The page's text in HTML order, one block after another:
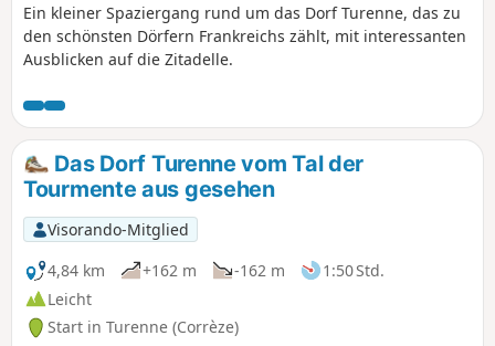
Ein kleiner Spaziergang rund um das Dorf Turenne, das zu
den schönsten Dörfern Frankreichs zählt, mit interessanten
Ausblicken auf die Zitadelle.
Das Dorf Turenne vom Tal der
Tourmente aus gesehen
Visorando-Mitglied
4,84 km
+162 m -162 m
1:50 Std.
Leicht
Start in Turenne (Corrèze)